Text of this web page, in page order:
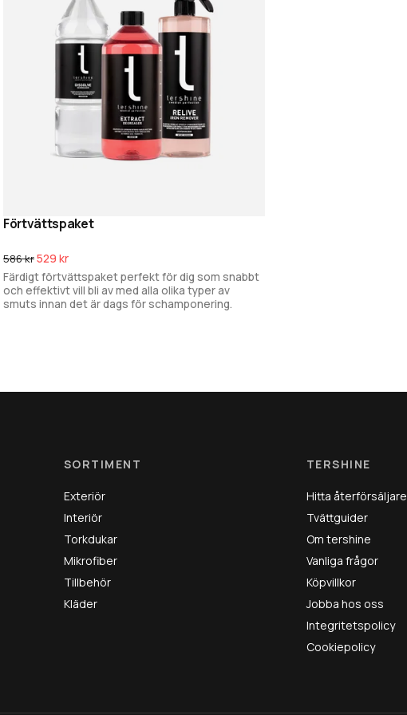
Förtvättspaket
586 kr529 kr
Färdigt förtvättspaket perfekt för dig som snabbt
och effektivt vill bli av med alla olika typer av
smuts innan det är dags för schamponering.
SORTIMENT
Exteriör
Interiör
Torkdukar
Mikrofiber
Tillbehör
Kläder
TERSHINE
Hitta återförsäljare
Tvättguider
Om tershine
Vanliga frågor
Köpvillkor
Jobba hos oss
Integritetspolicy
Cookiepolicy